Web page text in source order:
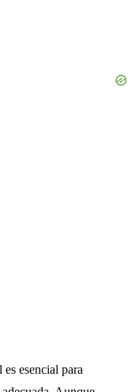
esencial para